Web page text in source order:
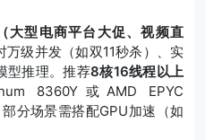
大型电商平台大促、视频直
万级并发（如双11秒杀）、实
型推理。推荐8核16线程以上
8360Y或AMD EPYC
分场景需搭配GPU加速（如